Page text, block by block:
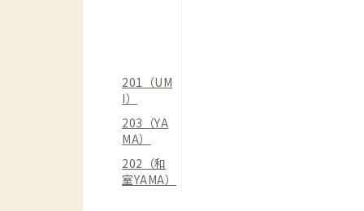
201（UM
I）
203（YA
MA）
202（和
室YAMA）